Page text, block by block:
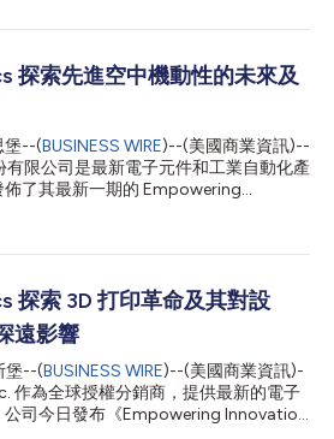
常產品和服務，從輔助搜尋和消息工
置中不斷擴展，工程師們持續設計相關
用中更加實用、直覺和值得信賴。
Newell表示：「AI正迅速從實驗性技
品功能，工程師在其應用落地的過程中
入各類消費裝置和互連系統，設計這類
的專業知識，又要保證技術的可靠性和
本期EIT系列內容旨在協助工程師找到
探索先進空中機動性的未來及
堡--(BUSINESS WIRE)--(美國商業資訊)--
限公司是最新電子元件和工業自動化產
了其最新一期的 Empowering
、都市部署基礎設施的挑戰以及為未來
可擴展現實過渡的道路受到形式、動力
工程師們通過採用模組化設計方法來
eVTOL飛機專門為市中心的空中計程車
克服能源限制是確保城市交通可持續
別是氫燃料電池科技的進步已被證明至
過提供可靠、高密度的電力，同時大大
，從而幫助形成可靠的解決方案。 模
探索 3D 打印革命及其對設
遠影響
堡--(BUSINESS WIRE)--(美國商業資訊)-
作為全球授權分銷商，提供最新的電子
公司今日發布《Empowering Innovation